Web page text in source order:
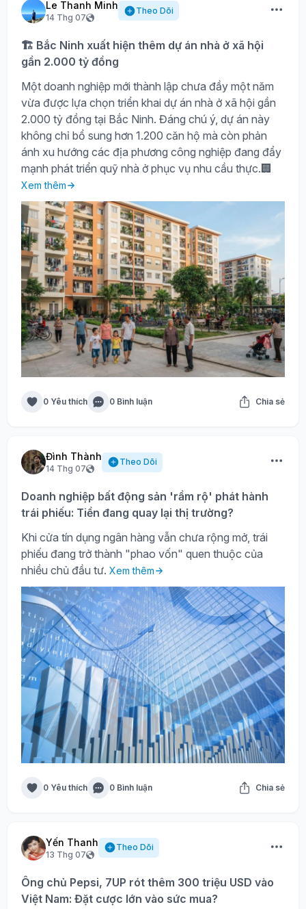
Le Thanh Minh
14 Thg 07
Theo Dõi
🏗️ Bắc Ninh xuất hiện thêm dự án nhà ở xã hội
gần 2.000 tỷ đồng
Một doanh nghiệp mới thành lập chưa đầy một năm
vừa được lựa chọn triển khai dự án nhà ở xã hội gần
2.000 tỷ đồng tại Bắc Ninh. Đáng chú ý, dự án này
không chỉ bổ sung hơn 1.200 căn hộ mà còn phản
ánh xu hướng các địa phương công nghiệp đang đẩy
mạnh phát triển quỹ nhà ở phục vụ nhu cầu thực.🏢
Xem thêm
0 Yêu thích 0 Bình luận Chia sẻ
Đình Thành
14 Thg 07
Theo Dõi
Doanh nghiệp bất động sản 'rầm rộ' phát hành
trái phiếu: Tiền đang quay lại thị trường?
Khi cửa tín dụng ngân hàng vẫn chưa rộng mở, trái
phiếu đang trở thành "phao vốn" quen thuộc của
nhiều chủ đầu tư. Xem thêm
0 Yêu thích 0 Bình luận Chia sẻ
Yến Thanh
13 Thg 07
Theo Dõi
Ông chủ Pepsi, 7UP rót thêm 300 triệu USD vào
Việt Nam: Đặt cược lớn vào sức mua?